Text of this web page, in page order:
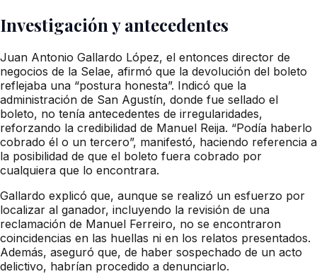
Investigación y antecedentes
Juan Antonio Gallardo López, el entonces director de
negocios de la Selae, afirmó que la devolución del boleto
reflejaba una “postura honesta”. Indicó que la
administración de San Agustín, donde fue sellado el
boleto, no tenía antecedentes de irregularidades,
reforzando la credibilidad de Manuel Reija. “Podía haberlo
cobrado él o un tercero”, manifestó, haciendo referencia a
la posibilidad de que el boleto fuera cobrado por
cualquiera que lo encontrara.
Gallardo explicó que, aunque se realizó un esfuerzo por
localizar al ganador, incluyendo la revisión de una
reclamación de Manuel Ferreiro, no se encontraron
coincidencias en las huellas ni en los relatos presentados.
Además, aseguró que, de haber sospechado de un acto
delictivo, habrían procedido a denunciarlo.